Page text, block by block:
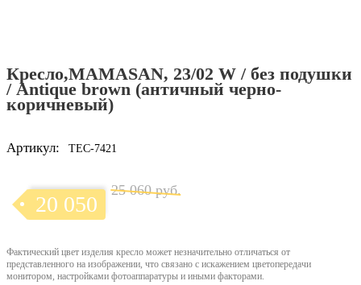
Кресло,MAMASAN, 23/02 W / без подушки
/ Antique brown (античный черно-
коричневый)
Артикул: TEC-7421
20 050
25 060 руб.
Фактический цвет изделия кресло может незначительно отличаться от
представленного на изображении, что связано с искажением цветопередачи
монитором, настройками фотоаппаратуры и иными факторами.